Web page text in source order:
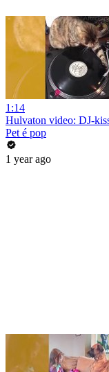
1:14
Hulvaton video: DJ-
Pet é pop
1 year ago